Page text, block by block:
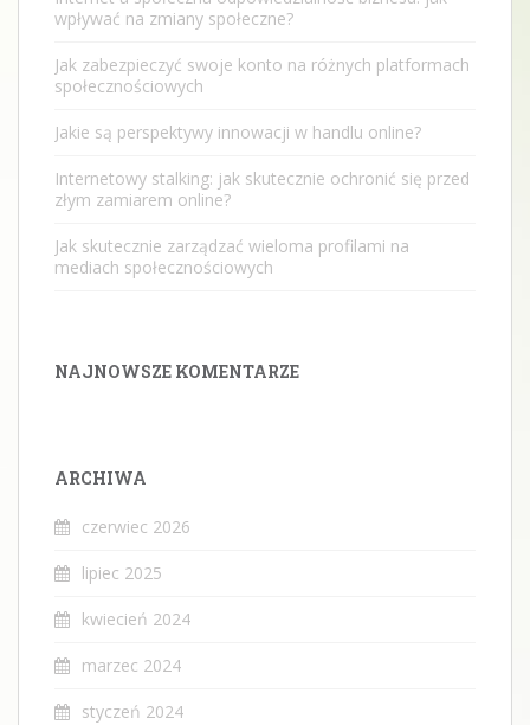
wpływać na zmiany społeczne?
Jak zabezpieczyć swoje konto na różnych platformach
społecznościowych
Jakie są perspektywy innowacji w handlu online?
Internetowy stalking: jak skutecznie ochronić się przed
złym zamiarem online?
Jak skutecznie zarządzać wieloma profilami na
mediach społecznościowych
NAJNOWSZE KOMENTARZE
ARCHIWA
czerwiec 2026
lipiec 2025
kwiecień 2024
marzec 2024
styczeń 2024